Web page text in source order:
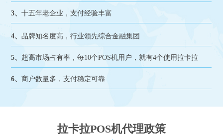
3、十五年老企业，支付经验丰富
4、品牌知名度高，行业领先综合金融集团
5、 超高市场占有率，每10个POS机用户，就有4个使用拉卡拉
6、商户数量多，支付稳定可靠
拉卡拉POS机代理政策